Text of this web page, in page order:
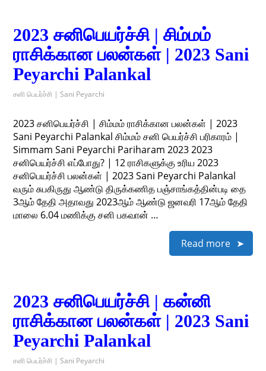
2023 சனிபெயர்ச்சி | சிம்மம்
ராசிக்கான பலன்கள் | 2023 Sani
Peyarchi Palankal
சனி பெயர்ச்சி | Sani Peyarchi
2023 சனிபெயர்ச்சி | சிம்மம் ராசிக்கான பலன்கள் | 2023
Sani Peyarchi Palankal சிம்மம் சனி பெயர்ச்சி பரிகாரம் |
Simmam Sani Peyarchi Pariharam 2023 2023
சனிபெயர்ச்சி எப்போது? | 12 ராசிகளுக்கு உரிய 2023
சனிபெயர்ச்சி பலன்கள் | 2023 Sani Peyarchi Palankal
வரும் சுபகிருது ஆண்டு திருக்கணித பஞ்சாங்கத்தின்படி தை
3ஆம் தேதி அதாவது 2023ஆம் ஆண்டு ஜனவரி 17ஆம் தேதி
மாலை 6.04 மணிக்கு சனி பகவான் …
Read more
2023 சனிபெயர்ச்சி | கன்னி
ராசிக்கான பலன்கள் | 2023 Sani
Peyarchi Palankal
சனி பெயர்ச்சி | Sani Peyarchi